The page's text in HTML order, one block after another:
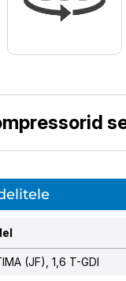
(JF), 1,6 T-GDI